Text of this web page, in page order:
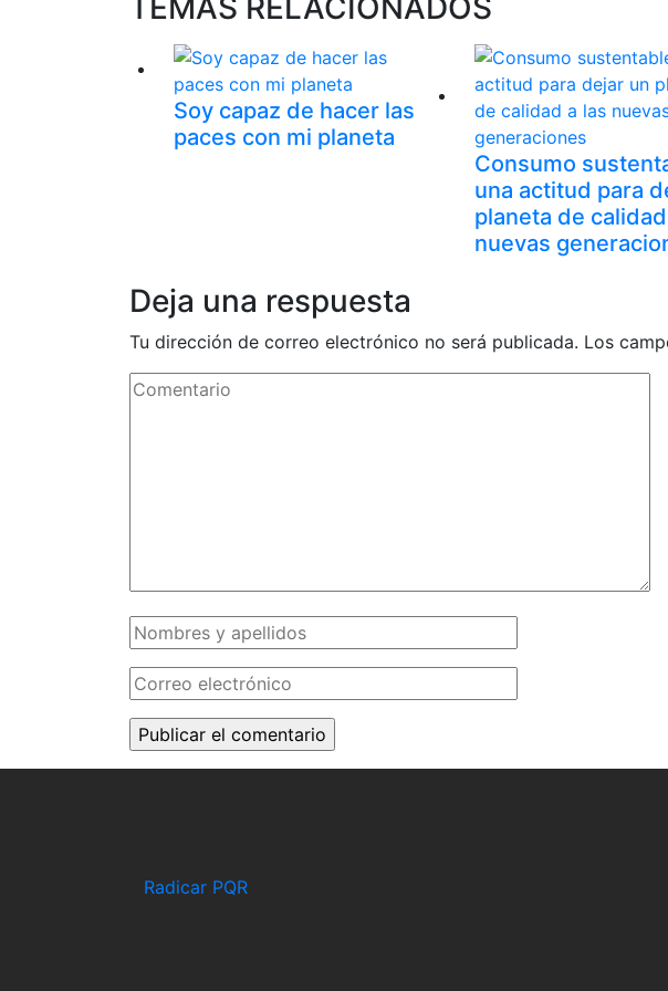
TEMAS RELACIONADOS
Soy capaz de hacer las
paces con mi planeta
Consumo
una actitud para
planeta de
nuevas
Deja una respuesta
Tu dirección de correo electrónico no será publicada. Los
Radicar PQR